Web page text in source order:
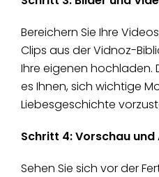
Bereichern Sie Ihre
Clips aus der Vidnoz-
Ihre eigenen hochladen.
es Ihnen, sich wichtige
Liebesgeschichte
Schritt 4: Vorschau und
Sehen Sie sich vor der